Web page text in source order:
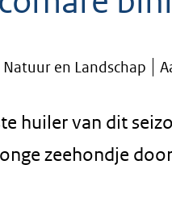
Natuur en Landschap
huiler van dit
zeehondje